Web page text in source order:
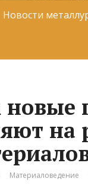
Новости
новые
на
Материаловедение